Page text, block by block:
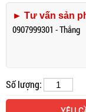
► Tư vấn sản
0907999301 - Thắng
Số lượng: